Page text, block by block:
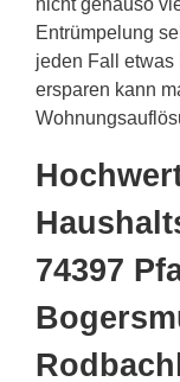
nicht genauso
Entrümpelung
jeden Fall
ersparen kann
74397